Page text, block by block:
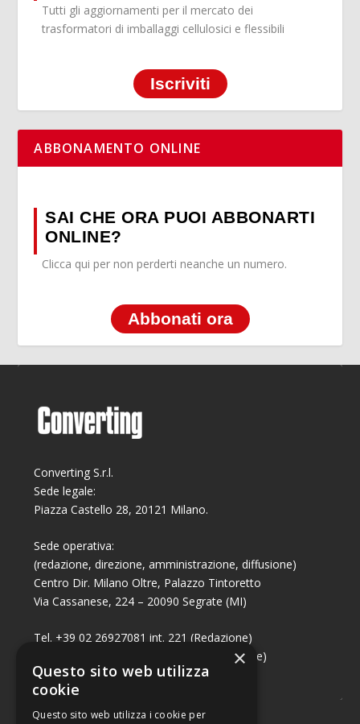
Tutti gli aggiornamenti per il mercato dei
trasformatori di imballaggi cellulosici e flessibili
Iscriviti
ABBONAMENTO ONLINE
SAI CHE ORA PUOI ABBONARTI
ONLINE?
Clicca qui per non perderti neanche un numero.
Abbonati ora
Converting S.r.l.
Sede legale:
Piazza Castello 28, 20121 Milano.
Sede operativa:
(redazione, direzione, amministrazione, diffusione)
Centro Dir. Milano Oltre, Palazzo Tintoretto
Via Cassanese, 224 – 20090 Segrate (MI)
Tel. +39 02 26927081 int. 221 (Redazione)
Tel. +39 02 26927081 int. 224 (Commerciale)
Fax +39 02 26951006
×
Questo sito web utilizza
cookie
Questo sito web utilizza i cookie per